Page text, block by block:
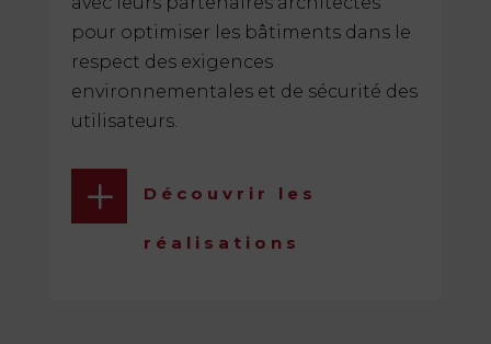
pour optimiser les bâtiments dans le
respect des exigences
environnementales et de sécurité des
utilisateurs.
L Découvrir les
réalisations